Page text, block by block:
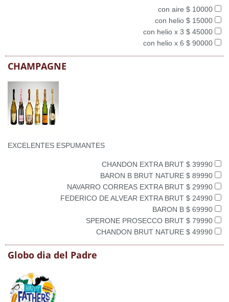
con aire $ 10000
con helio $ 15000
con helio x 3 $ 45000
con helio x 6 $ 90000
CHAMPAGNE
EXCELENTES ESPUMANTES
CHANDON EXTRA BRUT $ 39990
BARON B BRUT NATURE $ 89990
NAVARRO CORREAS EXTRA BRUT $ 29990
FEDERICO DE ALVEAR EXTRA BRUT $ 24990
BARON B $ 69990
SPERONE PROSECCO BRUT $ 79990
CHANDON BRUT NATURE $ 49990
Globo dia del Padre